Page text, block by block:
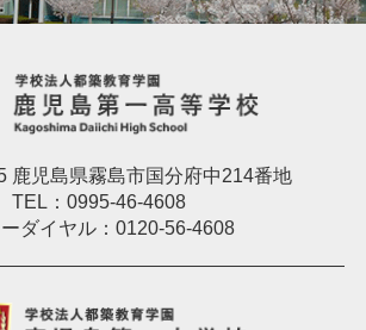
鹿児島県霧島市国分府中214番地
TEL：0995-46-4608
ダイヤル：0120-56-4608